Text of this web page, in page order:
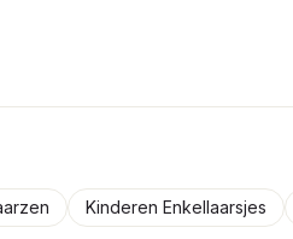
Kinderen Enkellaarsjes